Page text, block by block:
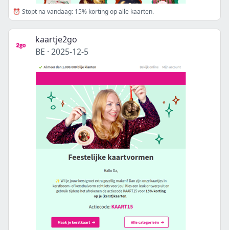
⏰ Stopt na vandaag: 15% korting op alle kaarten.
kaartje2go
BE · 2025-12-5